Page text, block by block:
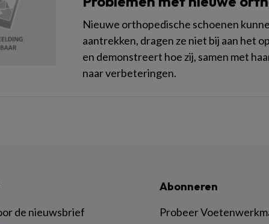
Nieuwe orthopedische schoenen
aantrekken, dragen ze niet bij aan het
en demonstreert hoe zij, samen met
naar verbeteringen.
de nieuwsbrief
Abonneren
Probeer